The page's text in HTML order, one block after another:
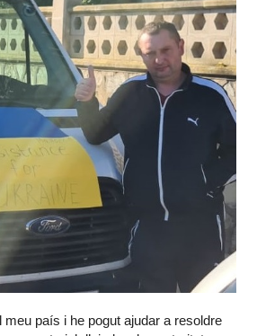
meu país i he pogut ajudar a resoldre